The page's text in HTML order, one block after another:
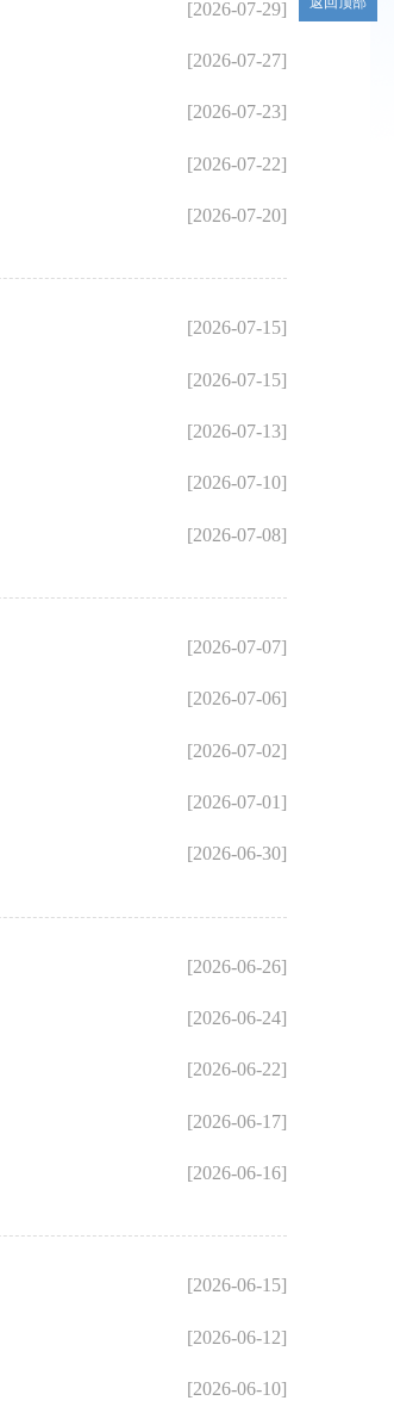
[2026-07-29]
[2026-07-27]
[2026-07-23]
[2026-07-22]
[2026-07-20]
[2026-07-15]
[2026-07-15]
[2026-07-13]
[2026-07-10]
[2026-07-08]
[2026-07-07]
[2026-07-06]
[2026-07-02]
[2026-07-01]
[2026-06-30]
[2026-06-26]
[2026-06-24]
[2026-06-22]
[2026-06-17]
[2026-06-16]
[2026-06-15]
[2026-06-12]
[2026-06-10]